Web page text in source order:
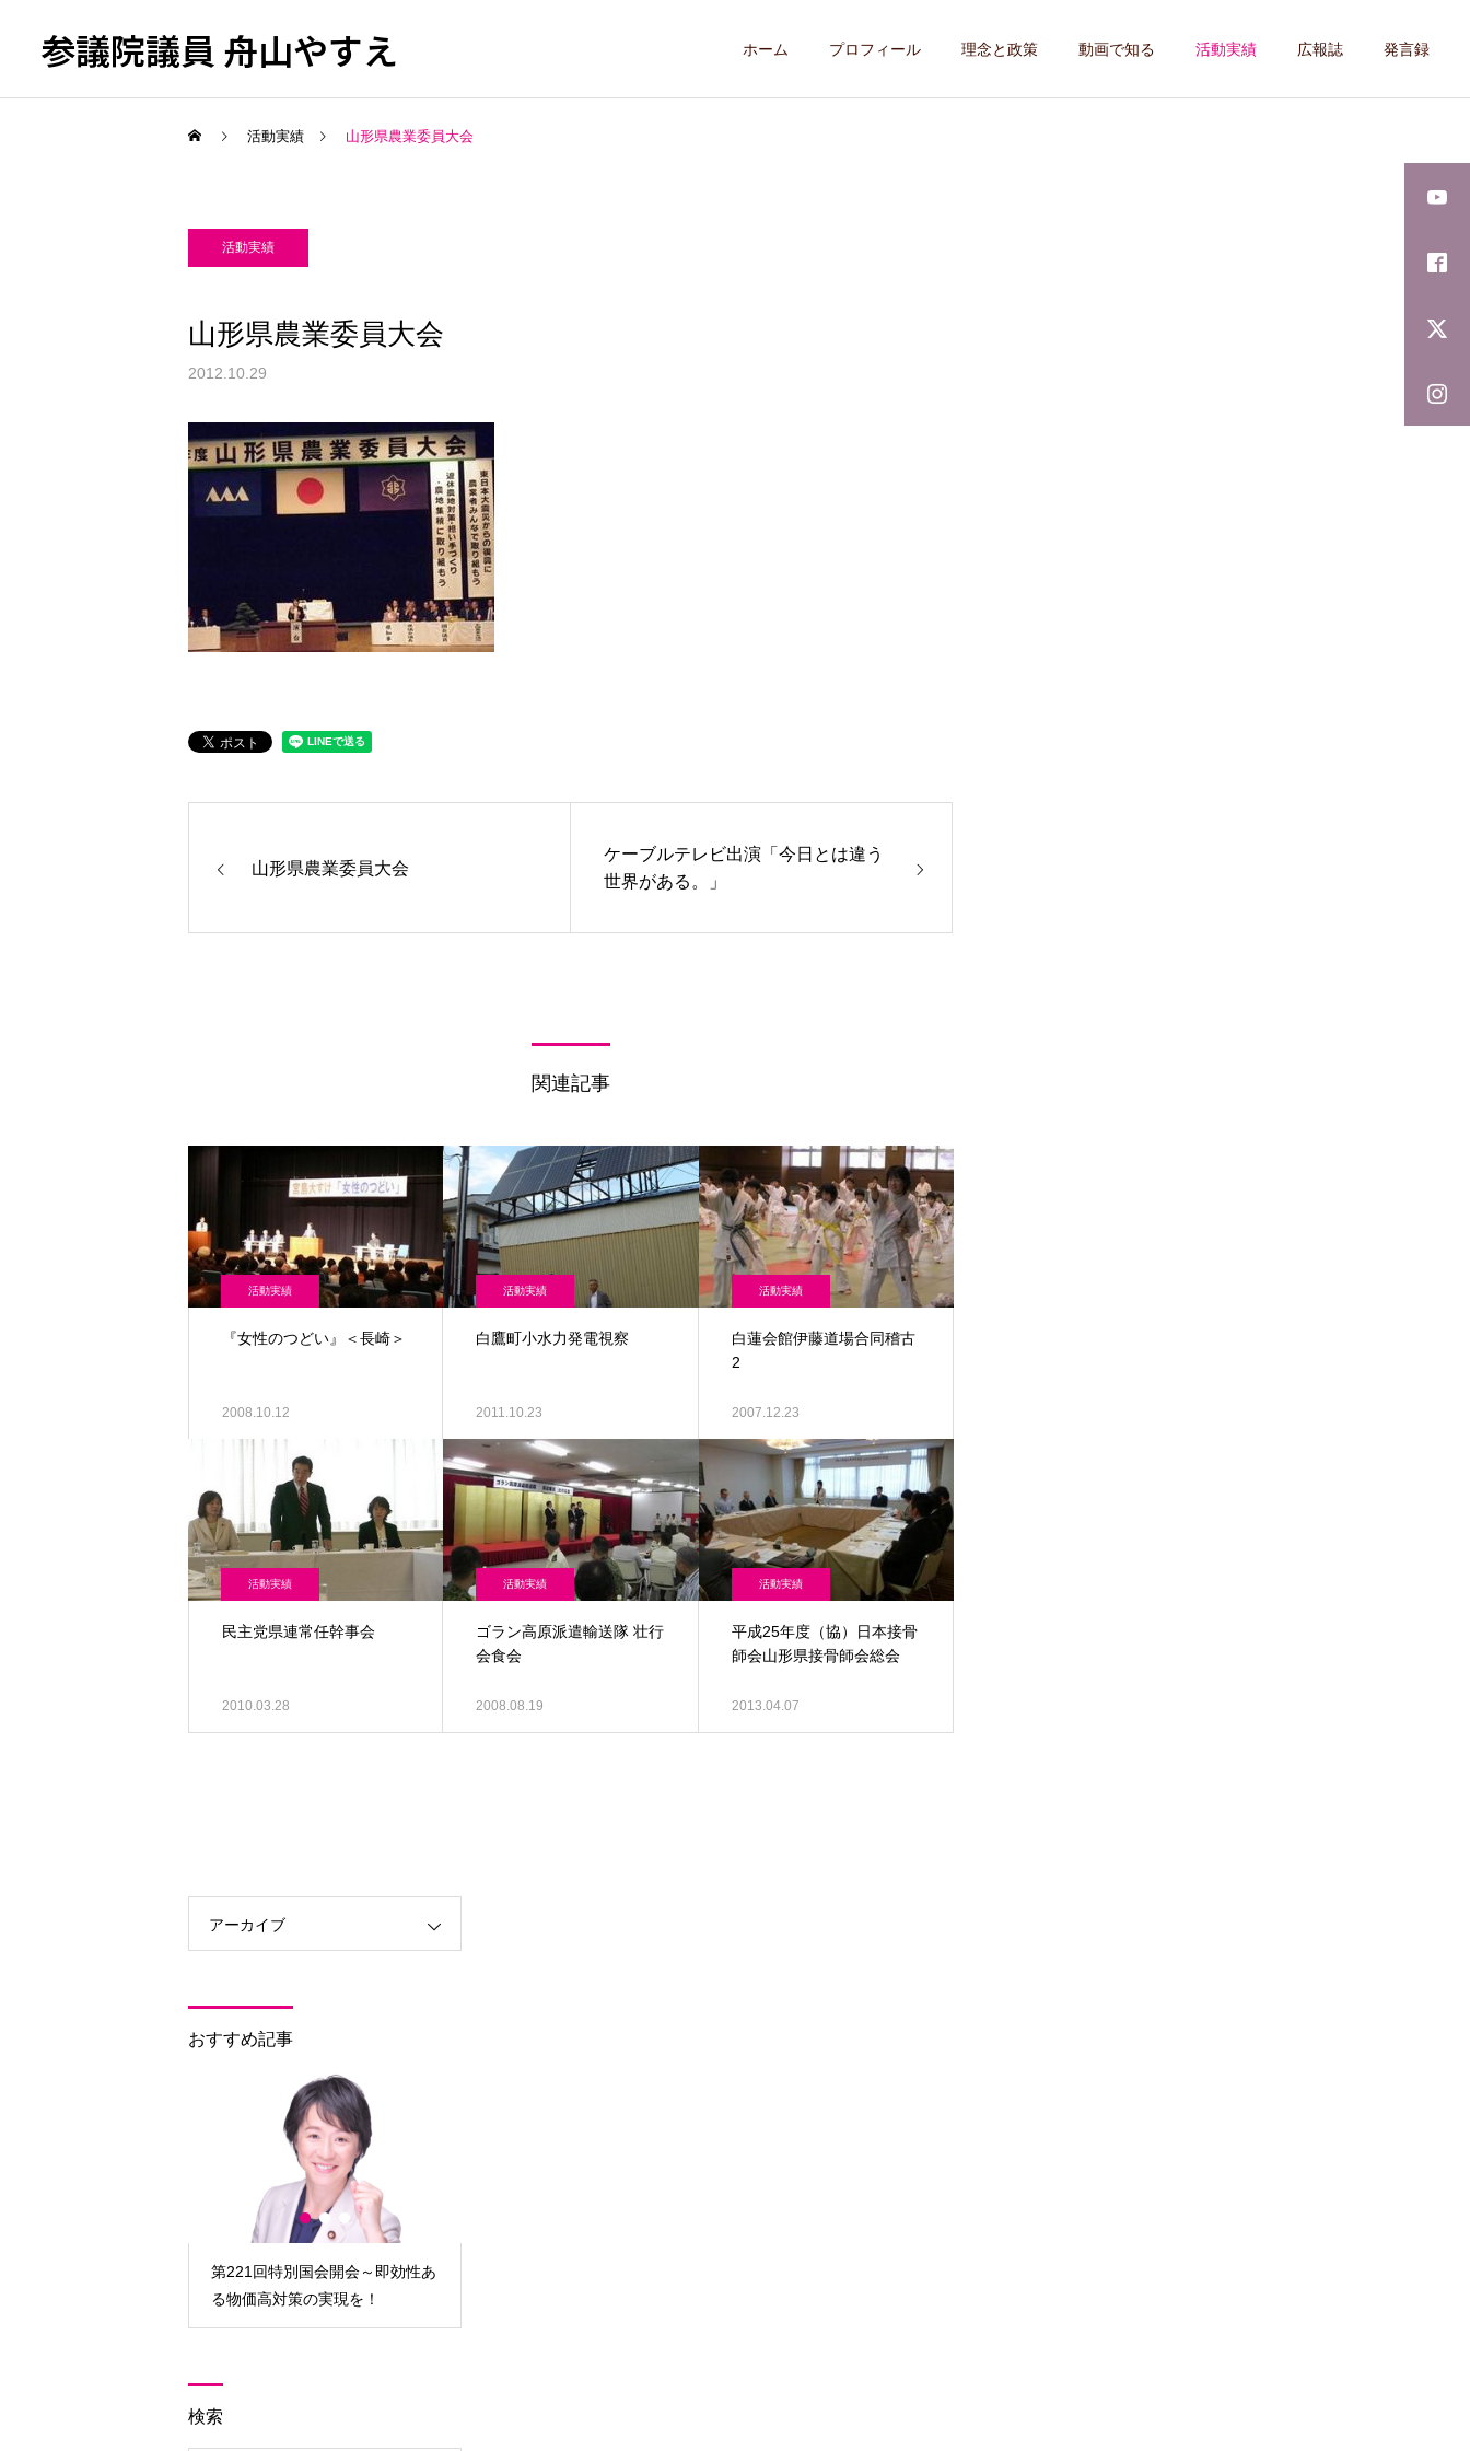
参議院議員 舟山やすえ ホーム プロフィール 理念と政策 動画で知る 活動実績 広報誌 発言録
活動実績 山形県農業委員大会
活動実績
山形県農業委員大会
2012.10.29
山形県農業委員大会
ケーブルテレビ出演「今日とは違う
世界がある。」
関連記事
活動実績
『女性のつどい』＜長崎＞
2008.10.12
活動実績
白鷹町小水力発電視察
2011.10.23
活動実績
白蓮会館伊藤道場合同稽古
2
2007.12.23
活動実績
民主党県連常任幹事会
2010.03.28
活動実績
ゴラン高原派遣輸送隊 壮行
会食会
2008.08.19
活動実績
平成25年度（協）日本接骨
師会山形県接骨師会総会
2013.04.07
アーカイブ
おすすめ記事
第221回特別国会開会～即効性あ
る物価高対策の実現を！
検索